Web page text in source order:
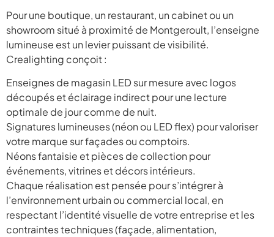
Pour une boutique, un restaurant, un cabinet ou un
showroom situé à proximité de Montgeroult, l’enseigne
lumineuse est un levier puissant de visibilité.
Crealighting conçoit :
Enseignes de magasin LED sur mesure avec logos
découpés et éclairage indirect pour une lecture
optimale de jour comme de nuit.
Signatures lumineuses (néon ou LED flex) pour valoriser
votre marque sur façades ou comptoirs.
Néons fantaisie et pièces de collection pour
événements, vitrines et décors intérieurs.
Chaque réalisation est pensée pour s’intégrer à
l’environnement urbain ou commercial local, en
respectant l’identité visuelle de votre entreprise et les
contraintes techniques (façade, alimentation,